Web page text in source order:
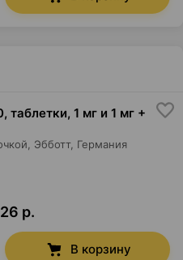
таблетки, 1 мг и 1 мг +
Эбботт, Германия
р.
В корзину